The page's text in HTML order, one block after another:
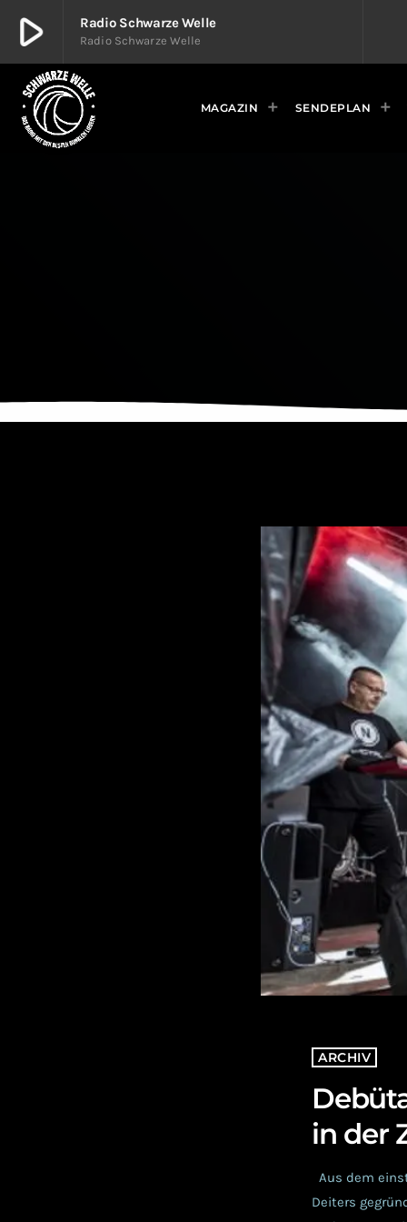
play_arrow Radio Schwarze Welle
Radio Schwarze Welle
play_arrow Radio Schwarze Welle
Radio Schwarze Welle MAGAZIN SENDEPLAN
ARCHIV
in der
Aus dem
Deiters